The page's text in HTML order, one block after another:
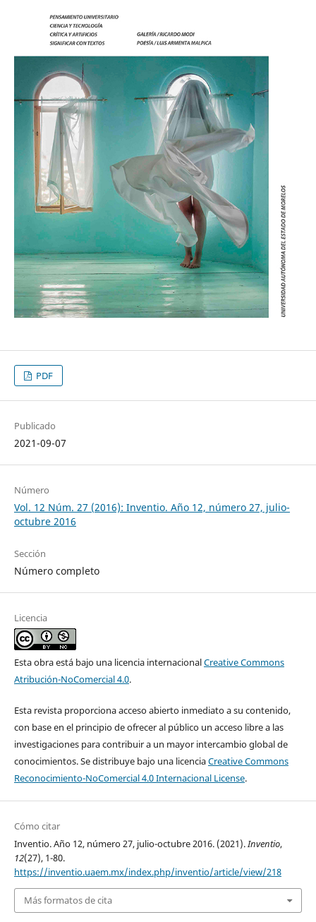
PDF
Publicado
2021-09-07
Número
Vol. 12 Núm. 27 (2016): Inventio. Año 12, número 27, julio-
octubre 2016
Sección
Número completo
Licencia
Esta obra está bajo una licencia internacionalCreative Commons
Atribución-NoComercial 4.0.
Esta revista proporciona acceso abierto inmediato a su contenido,
con base en el principio de ofrecer al público un acceso libre a las
investigaciones para contribuir a un mayor intercambio global de
conocimientos. Se distribuye bajo una licenciaCreative Commons
Reconocimiento-NoComercial 4.0 Internacional License.
Cómo citar
Inventio. Año 12, número 27, julio-octubre 2016. (2021).Inventio,
12(27), 1-80.
https://inventio.uaem.mx/index.php/inventio/article/view/218
Más formatos de cita